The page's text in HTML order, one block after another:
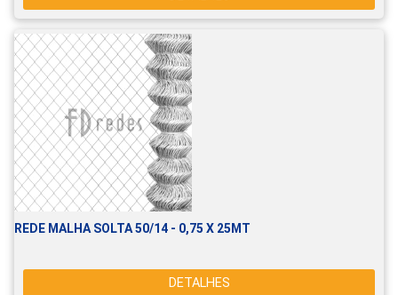
REDE MALHA SOLTA 50/14 - 0,75 X 25MT
DETALHES